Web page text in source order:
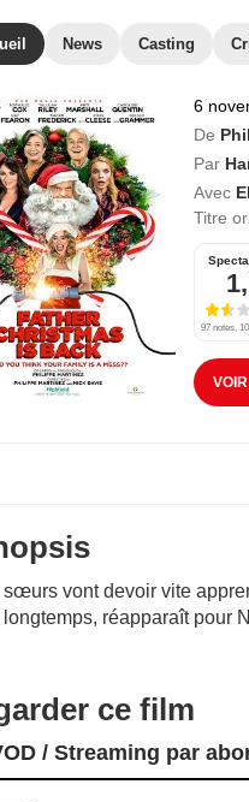
News Casting
6
De
Par
Avec
Titre
97 notes,
sœurs vont devoir vite
réapparaît pour
ce film
/ Streaming par